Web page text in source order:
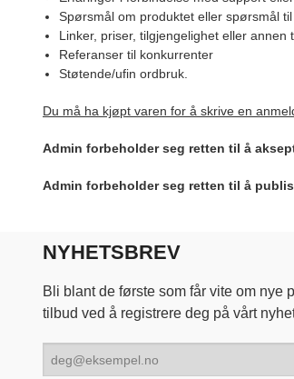
Spørsmål om produktet eller spørsmål
Linker, priser, tilgjengelighet eller annen
Referanser til konkurrenter
Støtende/ufin ordbruk.
Du må ha kjøpt varen for å skrive en
Admin forbeholder seg retten til å
Admin forbeholder seg retten til å
NYHETSBREV
Bli blant de første som får vite om nye
tilbud ved å registrere deg på vårt